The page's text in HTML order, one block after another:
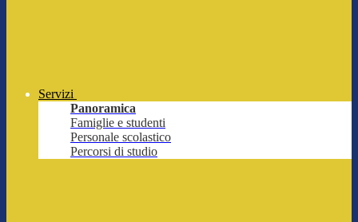
Servizi
Panoramica
Famiglie e studenti
Personale scolastico
Percorsi di studio